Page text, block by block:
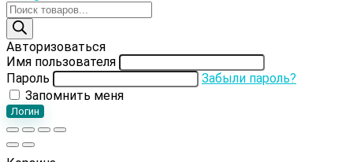
Поиск
товаров
Авторизоваться
Имя пользователя
Пароль
Забыли пароль?
Запомнить меня
Логин